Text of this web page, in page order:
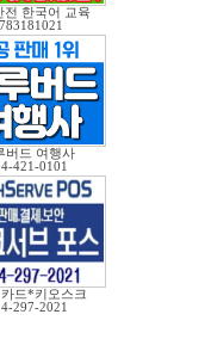
전 한국어 교육
버드 여행사
421-0101
드*키오스크
297-2021